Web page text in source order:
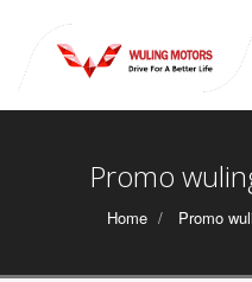
Promo
Home Promo